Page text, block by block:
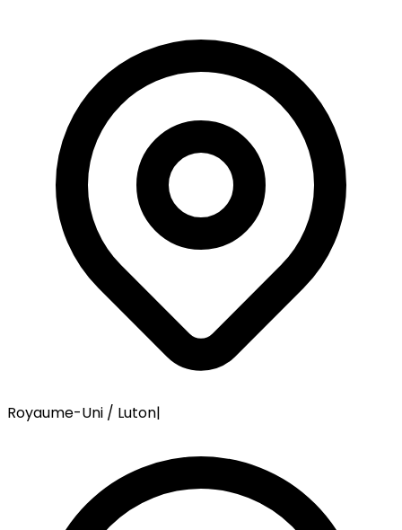
Royaume-Uni / Luton|